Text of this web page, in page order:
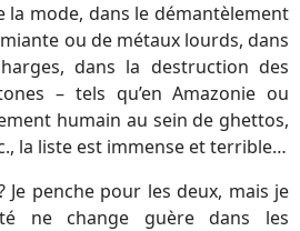
la mode, dans le démantèlement
ou de métaux lourds, dans
dans la destruction des
– tels qu’en Amazonie ou
humain au sein de ghettos,
la liste est immense et terrible…
Je penche pour les deux, mais je
ne change guère dans les